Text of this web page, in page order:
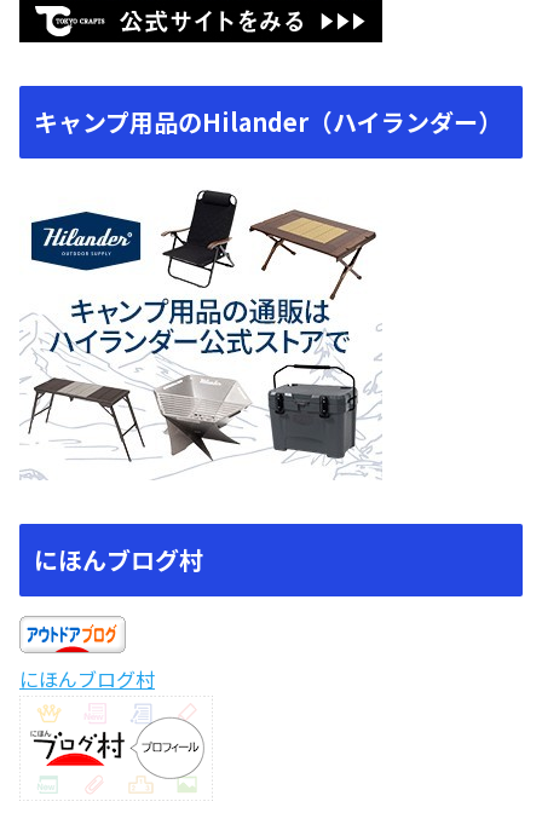
キャンプ用品のHilander（ハイランダー）
にほんブログ村
にほんブログ村